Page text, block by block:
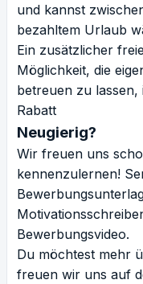
und kannst
bezahltem Urlaub
Ein zusätzlicher
Möglichkeit, die
betreuen zu
Rabatt
Neugierig?
Wir freuen uns
kennenzulernen!
Bewerbungsvideo.
Du möchtest mehr
freuen wir uns auf